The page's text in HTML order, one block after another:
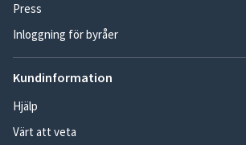
Press
Inloggning för byråer
Kundinformation
Hjälp
Värt att veta